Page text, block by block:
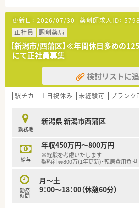
更新日： 2026/07/30 薬剤師求人ID：
正社員
調剤薬局
【新潟市/西蒲区】≪年間休日多めの
にて正社員募集
検討リストに
駅チカ 土日祝休み 未経験可 ブランク
勤務地
新潟県 新潟市西蒲区
給与
年収450万円～800万円
※経験を考慮いたします
契約社員800万(1年更新)・転居費用負担
勤務
時間
月～土
9：00～18：00（休憩60分）